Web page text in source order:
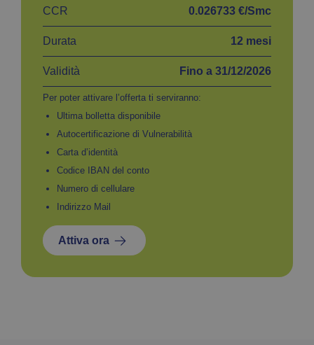
CCR 0.026733 €/Smc
Durata 12 mesi
Validità Fino a 31/12/2026
Per poter attivare l’offerta ti serviranno:
Ultima bolletta disponibile
Autocertificazione di Vulnerabilità
Carta d’identità
Codice IBAN del conto
Numero di cellulare
Indirizzo Mail
Attiva ora